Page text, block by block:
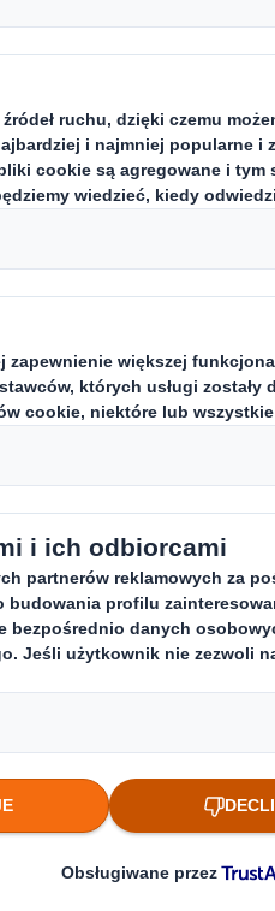
nasi
się
z
korzyści w
i
badamy
sprzedaży,
ich klientów.
wspieramy klientów
ryzykiem w
odpadom i
spełniają wymogi
wykorzystanie
kwestii – na
palet i rozłożenia